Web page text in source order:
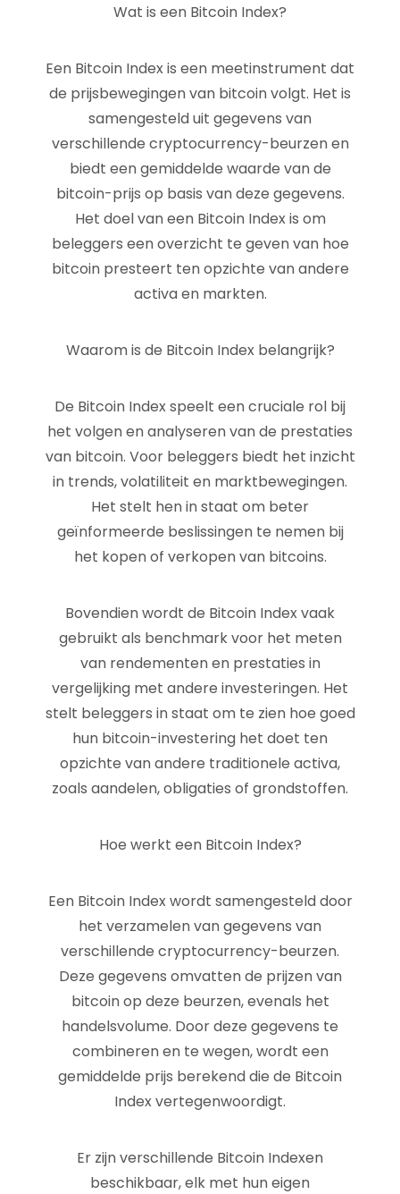
Wat is een Bitcoin Index?
Een Bitcoin Index is een meetinstrument dat
de prijsbewegingen van bitcoin volgt. Het is
samengesteld uit gegevens van
verschillende cryptocurrency-beurzen en
biedt een gemiddelde waarde van de
bitcoin-prijs op basis van deze gegevens.
Het doel van een Bitcoin Index is om
beleggers een overzicht te geven van hoe
bitcoin presteert ten opzichte van andere
activa en markten.
Waarom is de Bitcoin Index belangrijk?
De Bitcoin Index speelt een cruciale rol bij
het volgen en analyseren van de prestaties
van bitcoin. Voor beleggers biedt het inzicht
in trends, volatiliteit en marktbewegingen.
Het stelt hen in staat om beter
geïnformeerde beslissingen te nemen bij
het kopen of verkopen van bitcoins.
Bovendien wordt de Bitcoin Index vaak
gebruikt als benchmark voor het meten
van rendementen en prestaties in
vergelijking met andere investeringen. Het
stelt beleggers in staat om te zien hoe goed
hun bitcoin-investering het doet ten
opzichte van andere traditionele activa,
zoals aandelen, obligaties of grondstoffen.
Hoe werkt een Bitcoin Index?
Een Bitcoin Index wordt samengesteld door
het verzamelen van gegevens van
verschillende cryptocurrency-beurzen.
Deze gegevens omvatten de prijzen van
bitcoin op deze beurzen, evenals het
handelsvolume. Door deze gegevens te
combineren en te wegen, wordt een
gemiddelde prijs berekend die de Bitcoin
Index vertegenwoordigt.
Er zijn verschillende Bitcoin Indexen
beschikbaar, elk met hun eigen